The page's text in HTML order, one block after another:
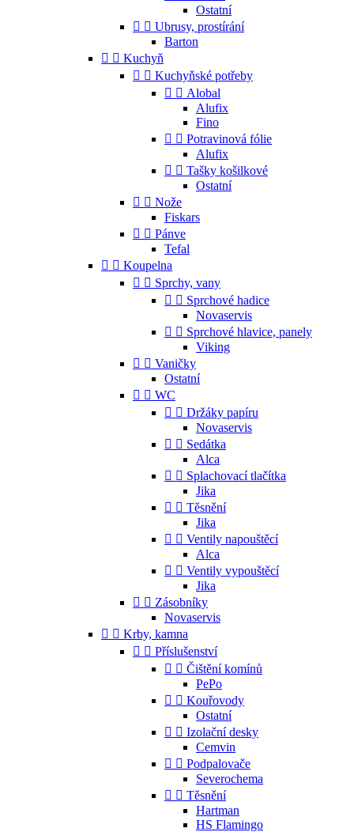
Ostatní
  Ubrusy, prostírání
Barton
  Kuchyň
  Kuchyňské potřeby
  Alobal
Alufix
Fino
  Potravinová fólie
Alufix
  Tašky košilkové
Ostatní
  Nože
Fiskars
  Pánve
Tefal
  Koupelna
  Sprchy, vany
  Sprchové hadice
Novaservis
  Sprchové hlavice, panely
Viking
  Vaničky
Ostatní
  WC
  Držáky papíru
Novaservis
  Sedátka
Alca
  Splachovací tlačítka
Jika
  Těsnění
Jika
  Ventily napouštěcí
Alca
  Ventily vypouštěcí
Jika
  Zásobníky
Novaservis
  Krby, kamna
  Příslušenství
  Čištění komínů
PePo
  Kouřovody
Ostatní
  Izolační desky
Cemvin
  Podpalovače
Severochema
  Těsnění
Hartman
HS Flamingo